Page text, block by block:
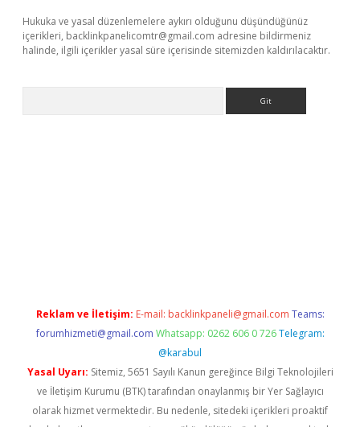
Hukuka ve yasal düzenlemelere aykırı olduğunu düşündüğünüz
içerikleri, backlinkpanelicomtr@gmail.com adresine bildirmeniz
halinde, ilgili içerikler yasal süre içerisinde sitemizden kaldırılacaktır.
Reklam ve İletişim: E-mail: backlinkpaneli@gmail.com Teams:
forumhizmeti@gmail.com Whatsapp: 0262 606 0 726 Telegram:
@karabul
Yasal Uyarı: Sitemiz, 5651 Sayılı Kanun gereğince Bilgi Teknolojileri
ve İletişim Kurumu (BTK) tarafından onaylanmış bir Yer Sağlayıcı
olarak hizmet vermektedir. Bu nedenle, sitedeki içerikleri proaktif